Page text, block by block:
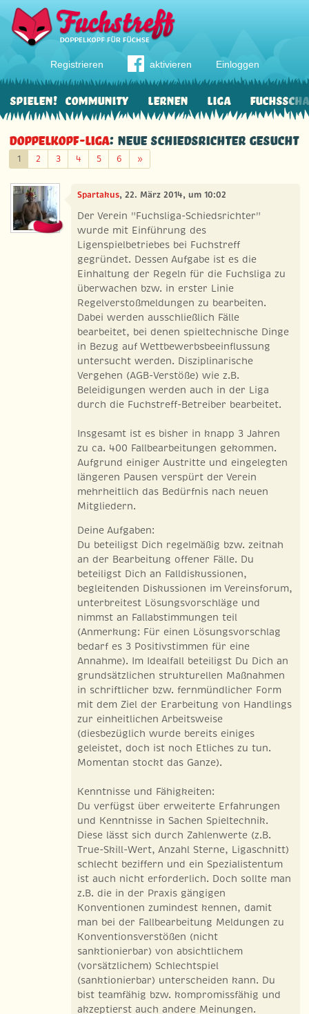
Registrieren aktivieren Einloggen
Community Lernen Liga
Spielen!
Doppelkopf-Liga: Neue Schiedsrichter gesucht
1 2 3 4 5 6 »Weiter
Spartakus, 22. März 2014, um 10:02
Der Verein "Fuchsliga-Schiedsrichter"
wurde mit Einführung des
Ligenspielbetriebes bei Fuchstreff
gegründet. Dessen Aufgabe ist es die
Einhaltung der Regeln für die Fuchsliga zu
überwachen bzw. in erster Linie
Regelverstoßmeldungen zu bearbeiten.
Dabei werden ausschließlich Fälle
bearbeitet, bei denen spieltechnische Dinge
in Bezug auf Wettbewerbsbeeinflussung
untersucht werden. Disziplinarische
Vergehen (AGB-Verstöße) wie z.B.
Beleidigungen werden auch in der Liga
durch die Fuchstreff-Betreiber bearbeitet.
Insgesamt ist es bisher in knapp 3 Jahren
zu ca. 400 Fallbearbeitungen gekommen.
Aufgrund einiger Austritte und eingelegten
längeren Pausen verspürt der Verein
mehrheitlich das Bedürfnis nach neuen
Mitgliedern.
Deine Aufgaben:
Du beteiligst Dich regelmäßig bzw. zeitnah
an der Bearbeitung offener Fälle. Du
beteiligst Dich an Falldiskussionen,
begleitenden Diskussionen im Vereinsforum,
unterbreitest Lösungsvorschläge und
nimmst an Fallabstimmungen teil
(Anmerkung: Für einen Lösungsvorschlag
bedarf es 3 Positivstimmen für eine
Annahme). Im Idealfall beteiligst Du Dich an
grundsätzlichen strukturellen Maßnahmen
in schriftlicher bzw. fernmündlicher Form
mit dem Ziel der Erarbeitung von Handlings
zur einheitlichen Arbeitsweise
(diesbezüglich wurde bereits einiges
geleistet, doch ist noch Etliches zu tun.
Momentan stockt das Ganze).
Kenntnisse und Fähigkeiten:
Du verfügst über erweiterte Erfahrungen
und Kenntnisse in Sachen Spieltechnik.
Diese lässt sich durch Zahlenwerte (z.B.
True-Skill-Wert, Anzahl Sterne, Ligaschnitt)
schlecht beziffern und ein Spezialistentum
ist auch nicht erforderlich. Doch sollte man
z.B. die in der Praxis gängigen
Konventionen zumindest kennen, damit
man bei der Fallbearbeitung Meldungen zu
Konventionsverstößen (nicht
sanktionierbar) von absichtlichem
(vorsätzlichem) Schlechtspiel
(sanktionierbar) unterscheiden kann. Du
bist teamfähig bzw. kompromissfähig und
akzeptierst auch andere Meinungen.